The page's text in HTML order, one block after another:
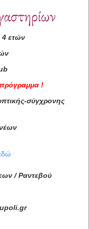
ετών
!
σύγχρονης
/ Ραντεβού
.gr